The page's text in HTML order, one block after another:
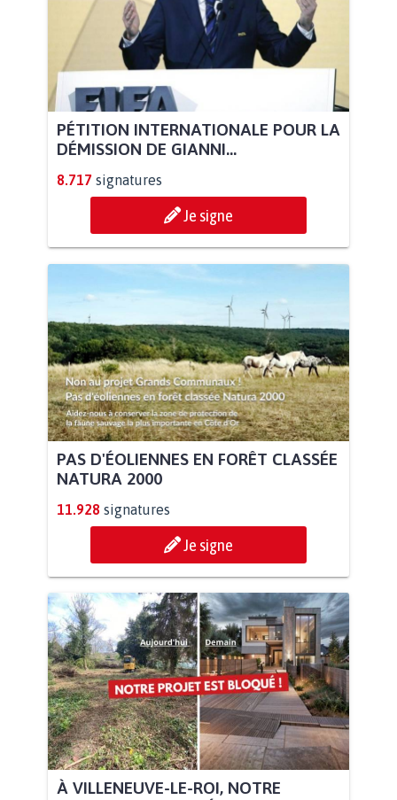
PÉTITION INTERNATIONALE POUR LA
DÉMISSION DE GIANNI...
8.717 signatures
Je signe
PAS D'ÉOLIENNES EN FORÊT CLASSÉE
NATURA 2000
11.928 signatures
Je signe
À VILLENEUVE-LE-ROI, NOTRE